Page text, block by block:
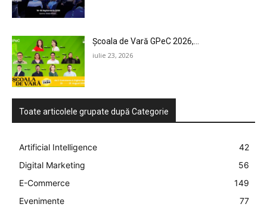
CONTACT
Școala de Vară GPeC 2026,...
iulie 23, 2026
Toate articolele grupate după Categorie
Artificial Intelligence
42
Digital Marketing
56
E-Commerce
149
Evenimente
77